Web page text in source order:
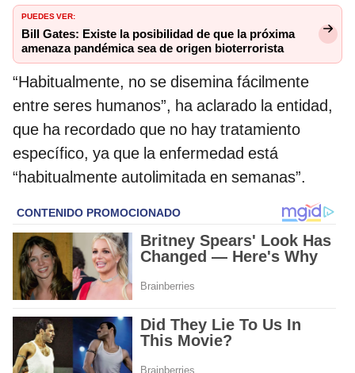
PUEDES VER:
Bill Gates: Existe la posibilidad de que la próxima
amenaza pandémica sea de origen bioterrorista
“Habitualmente, no se disemina fácilmente
entre seres humanos”, ha aclarado la entidad,
que ha recordado que no hay tratamiento
específico, ya que la enfermedad está
“habitualmente autolimitada en semanas”.